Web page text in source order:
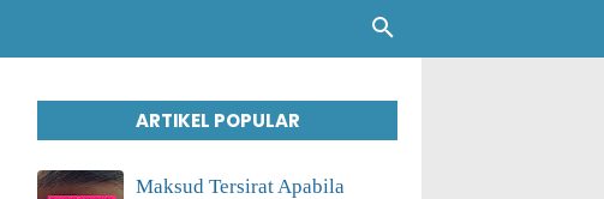
ARTIKEL POPULAR
Maksud Tersirat Apabila